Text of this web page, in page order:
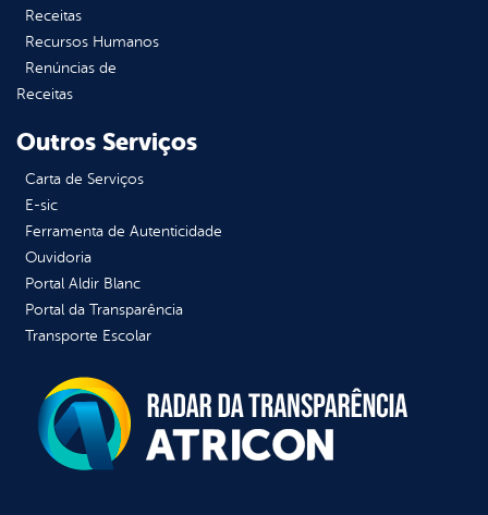
Receitas
Recursos Humanos
Renúncias de
Receitas
Outros Serviços
Carta de Serviços
E-sic
Ferramenta de Autenticidade
Ouvidoria
Portal Aldir Blanc
Portal da Transparência
Transporte Escolar